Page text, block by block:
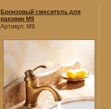
Бронзовый смеситель для
раковин M9
Артикул: M9